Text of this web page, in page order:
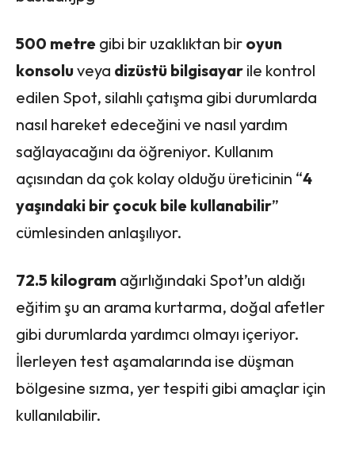
500 metre gibi bir uzaklıktan bir oyun
konsoluveya dizüstü bilgisayar ile kontrol
edilen Spot, silahlı çatışma gibi durumlarda
nasıl hareket edeceğini ve nasıl yardım
sağlayacağını da öğreniyor. Kullanım
açısından da çok kolay olduğu üreticinin “4
yaşındaki bir çocuk bile kullanabilir”
cümlesinden anlaşılıyor.
72.5 kilogram ağırlığındaki Spot’un aldığı
eğitim şu an arama kurtarma, doğal afetler
gibi durumlarda yardımcı olmayı içeriyor.
İlerleyen test aşamalarında ise düşman
bölgesine sızma, yer tespiti gibi amaçlar için
kullanılabilir.